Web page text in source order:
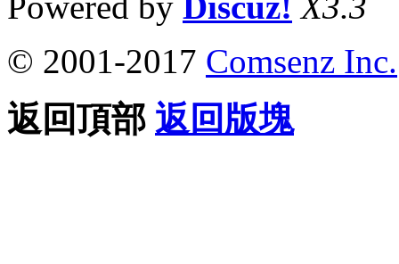
© 2001-2017 Comsenz Inc.
返回頂部 返回版塊